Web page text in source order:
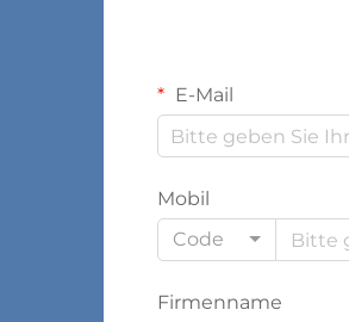
E-Mail
Mobil
Code
Firmenname